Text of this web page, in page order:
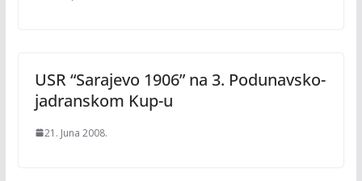
USR “Sarajevo 1906” na 3. Podunavsko-
jadranskom Kup-u
21. Juna 2008.